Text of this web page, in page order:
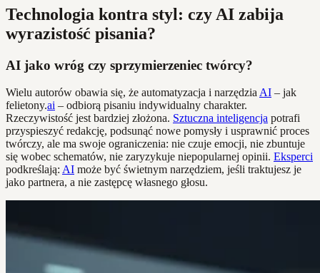
Technologia kontra styl: czy AI zabija
wyrazistość pisania?
AI jako wróg czy sprzymierzeniec twórcy?
Wielu autorów obawia się, że automatyzacja i narzędzia AI – jak
felietony.ai – odbiorą pisaniu indywidualny charakter.
Rzeczywistość jest bardziej złożona. Sztuczna inteligencja potrafi
przyspieszyć redakcję, podsunąć nowe pomysły i usprawnić proces
twórczy, ale ma swoje ograniczenia: nie czuje emocji, nie zbuntuje
się wobec schematów, nie zaryzykuje niepopularnej opinii. Eksperci
podkreślają: AI może być świetnym narzędziem, jeśli traktujesz je
jako partnera, a nie zastępcę własnego głosu.